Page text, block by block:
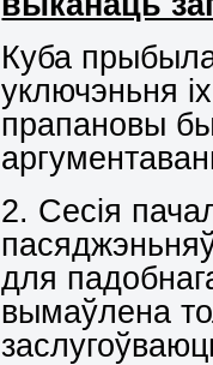
Куба
уключэньня
прапановы
2. Сесія
для
вымаўлена